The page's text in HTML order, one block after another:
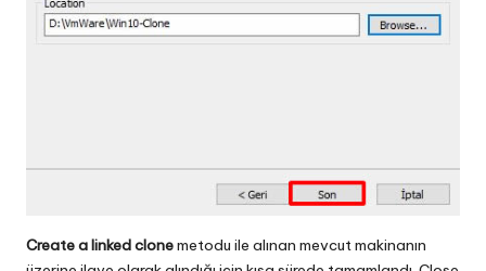
Create a linked clonemetodu ile alınan mevcut makinanın